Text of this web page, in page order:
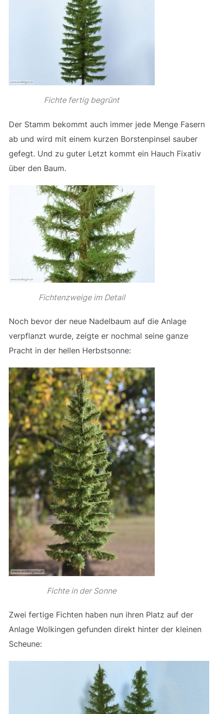
Fichte fertig begrünt
Der Stamm bekommt auch immer jede Menge Fasern
ab und wird mit einem kurzen Borstenpinsel sauber
gefegt. Und zu guter Letzt kommt ein Hauch Fixativ
über den Baum.
Fichtenzweige im Detail
Noch bevor der neue Nadelbaum auf die Anlage
verpflanzt wurde, zeigte er nochmal seine ganze
Pracht in der hellen Herbstsonne:
Fichte in der Sonne
Zwei fertige Fichten haben nun ihren Platz auf der
Anlage Wolkingen gefunden direkt hinter der kleinen
Scheune: